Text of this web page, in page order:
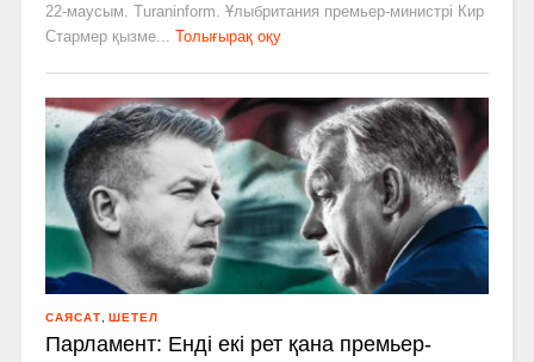
22-маусым. Turaninform. Ұлыбритания премьер-министрі Кир
Стармер қызме...
Толығырақ оқу
САЯСАТ ШЕТЕЛ
Парламент: Енді екі рет қана премьер-